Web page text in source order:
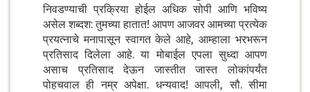
निवडण्याची प्रक्रिया होईल अधिक सोपी आणि भविष्य
असेल शब्दश: तुमच्या हातात! आपण आजवर आमच्या प्रत्येक
प्रयत्नाचे मनापासून स्वागत केले आहे, आम्हाला भरभरून
प्रतिसाद दिलेला आहे. या मोबाईल एपला सुध्दा आपण
असाच प्रतिसाद देऊन जास्तीत जास्त लोकांपर्यंत
पोहचवाल ही नम्र अपेक्षा. धन्यवाद! आपली, सौ. सीमा